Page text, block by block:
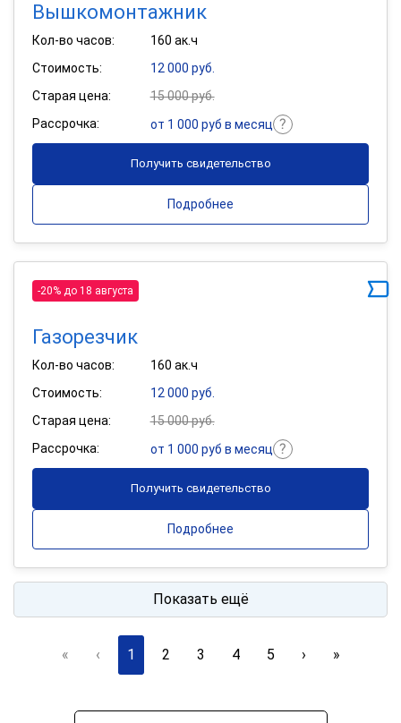
Вышкомонтажник
Кол-во часов:
160 ак.ч
Стоимость:
12 000 руб.
Старая цена:
15 000 руб.
Рассрочка:
от 1 000 руб в месяц
Получить свидетельство
Подробнее
-20% до 18 августа
Газорезчик
Кол-во часов:
160 ак.ч
Стоимость:
12 000 руб.
Старая цена:
15 000 руб.
Рассрочка:
от 1 000 руб в месяц
Получить свидетельство
Подробнее
Показать ещё
« ‹ 1 2 3 4 5 › »